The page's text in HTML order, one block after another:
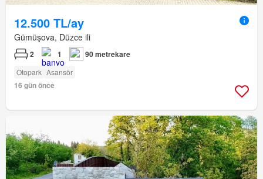
12.500 TL/ay
Gümüşova, Düzce ili
2 1 90 metrekare
Otopark Asansör
16 gün önce